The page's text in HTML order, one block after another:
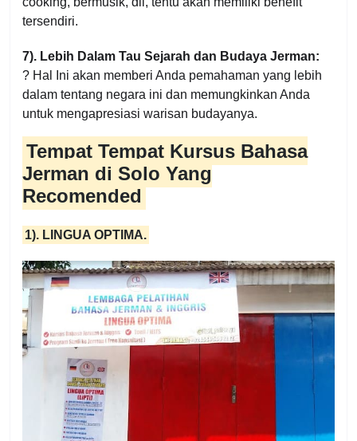
tersendiri.
7). Lebih Dalam Tau Sejarah dan Budaya Jerman:
? Hal Ini akan memberi Anda pemahaman yang lebih
dalam tentang negara ini dan memungkinkan Anda
untuk mengapresiasi warisan budayanya.
Tempat Tempat Kursus Bahasa
Jerman di Solo Yang
Recomended
1). LINGUA OPTIMA.